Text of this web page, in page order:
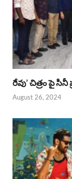
రేవు’ చిత్రం పై సినీ
August 26, 2024